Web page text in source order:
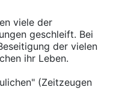
viele der
geschleift. Bei
der vielen
ihr Leben.
(Zeitzeugen